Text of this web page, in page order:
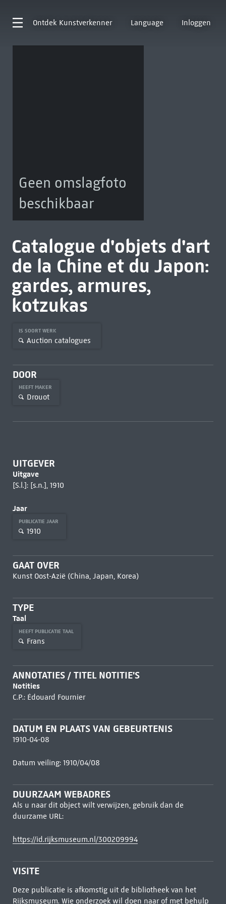
Ontdek Kunstverkenner Language Inloggen
Geen omslagfoto
beschikbaar
Catalogue d'objets d'art
de la Chine et du Japon:
gardes, armures,
kotzukas
IS SOORT WERK
Auction catalogues
DOOR
HEEFT MAKER
Drouot
UITGEVER
Uitgave
[S.l.]: [s.n.], 1910
Jaar
PUBLICATIE JAAR
1910
GAAT OVER
Kunst Oost-Azië (China, Japan, Korea)
TYPE
Taal
HEEFT PUBLICATIE TAAL
Frans
ANNOTATIES / TITEL NOTITIE'S
Notities
C.P.: Édouard Fournier
DATUM EN PLAATS VAN GEBEURTENIS
1910-04-08
Datum veiling: 1910/04/08
DUURZAAM WEBADRES
Als u naar dit object wilt verwijzen, gebruik dan de
duurzame URL:
https://id.rijksmuseum.nl/300209994
VISITE
Deze publicatie is afkomstig uit de bibliotheek van het
Rijksmuseum. Wie onderzoek wil doen naar of met behulp